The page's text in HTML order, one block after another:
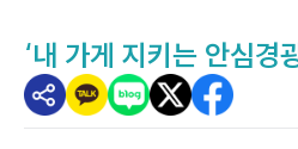
‘내 가게 지키는 안심경